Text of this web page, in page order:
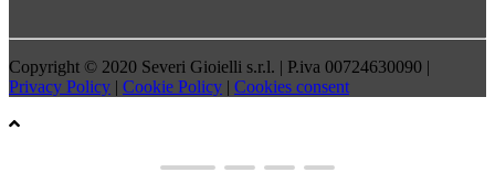
Copyright © 2020 Severi Gioielli s.r.l. | P.iva 00724630090 |
Privacy Policy | Cookie Policy | Cookies consent